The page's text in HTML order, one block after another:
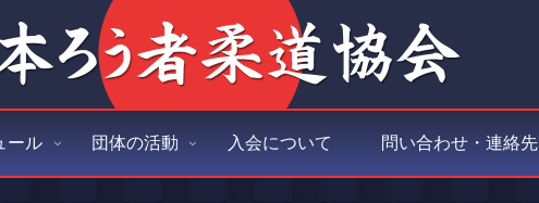
ール 団体の活動 入会について 問い合わせ・連絡先